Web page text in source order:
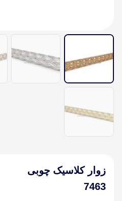
زوار کلاسیک چوبی
7463